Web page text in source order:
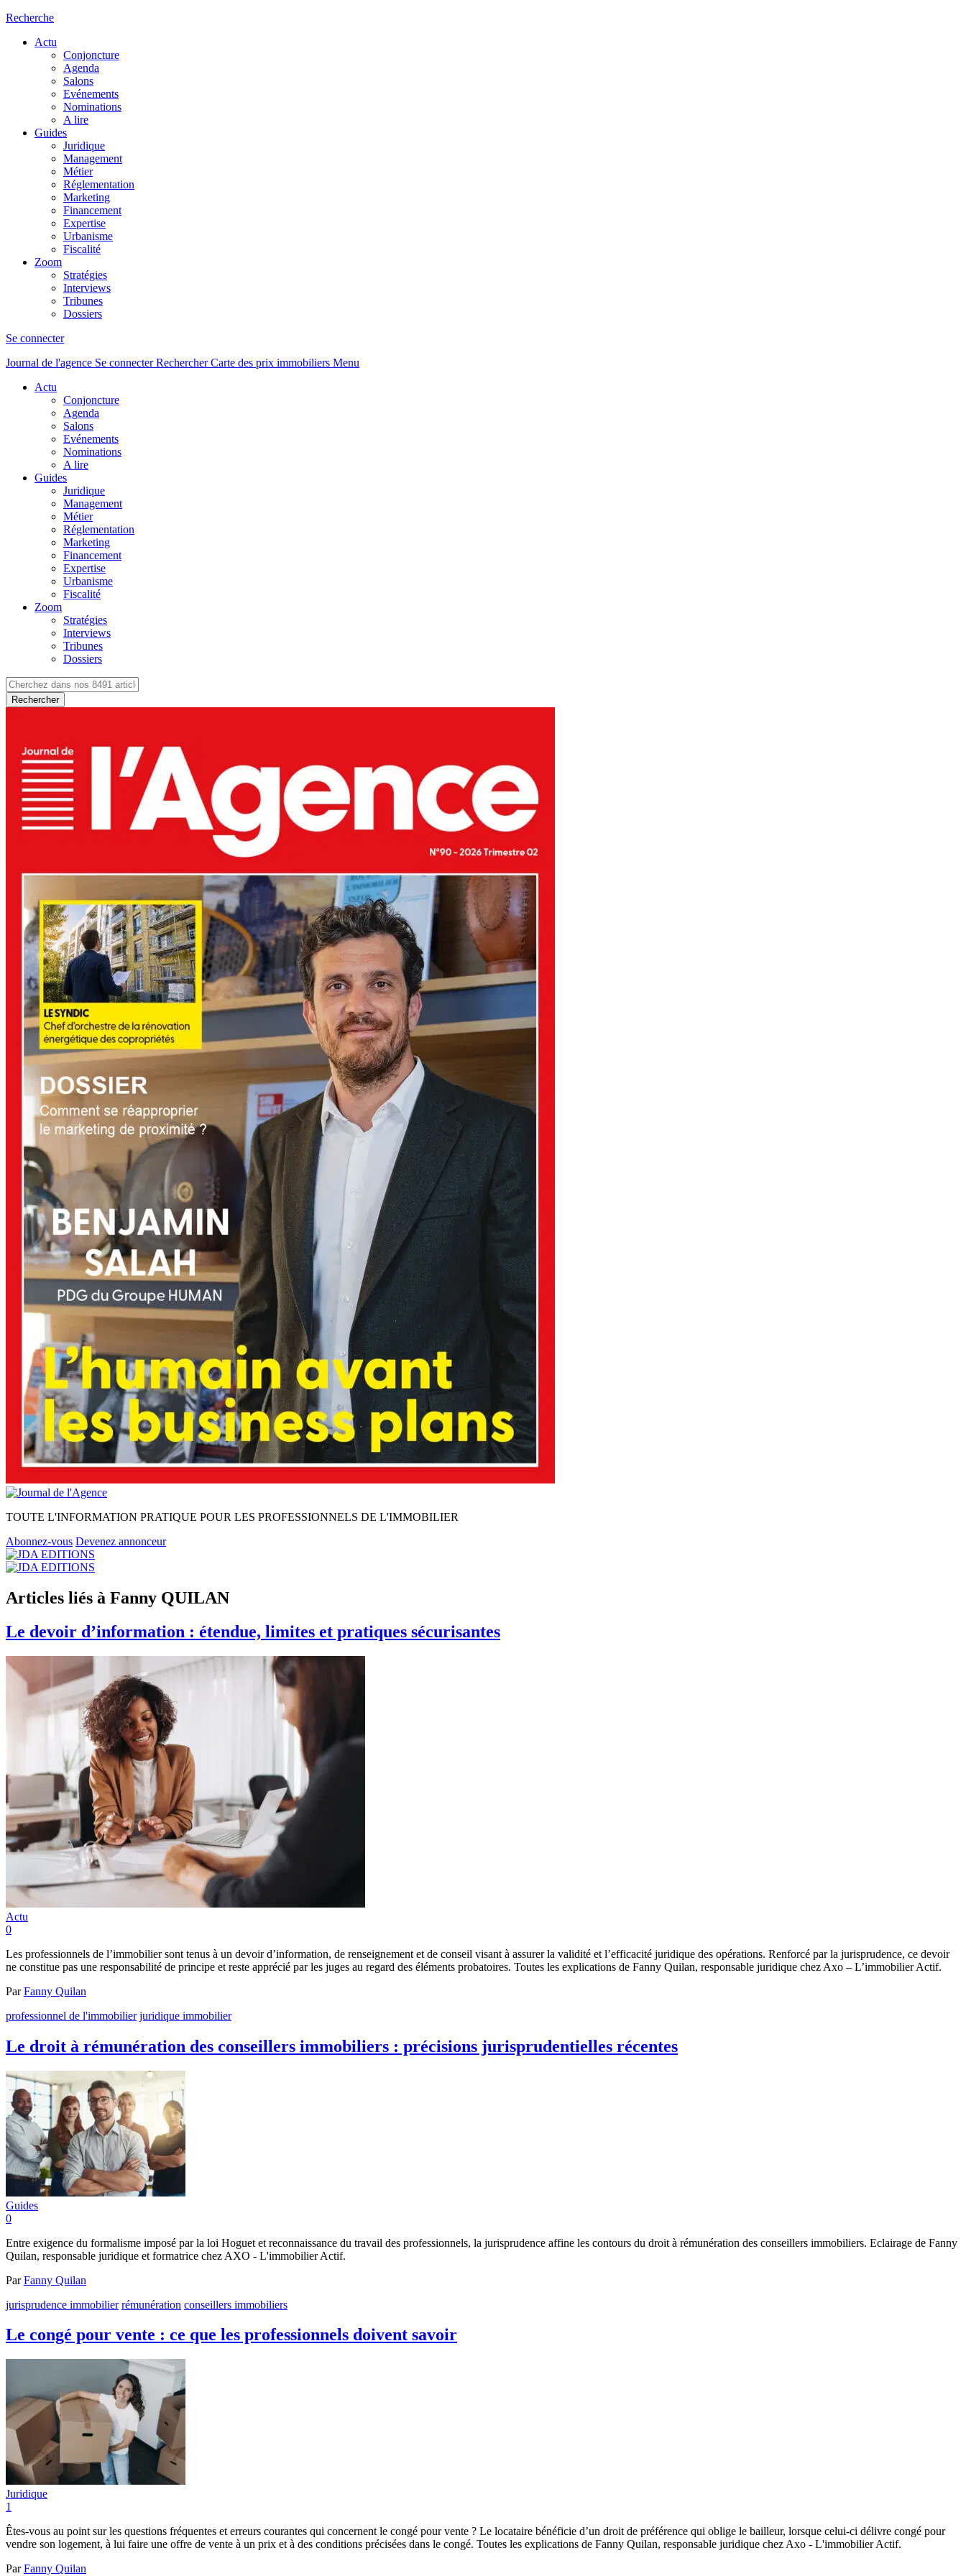
Recherche
Actu
Conjoncture
Agenda
Salons
Evénements
Nominations
A lire
Guides
Juridique
Management
Métier
Réglementation
Marketing
Financement
Expertise
Urbanisme
Fiscalité
Zoom
Stratégies
Interviews
Tribunes
Dossiers
Se connecter
Journal de l'agence Se connecterRechercher Carte des prix immobiliers Menu
Actu
Conjoncture
Agenda
Salons
Evénements
Nominations
A lire
Guides
Juridique
Management
Métier
Réglementation
Marketing
Financement
Expertise
Urbanisme
Fiscalité
Zoom
Stratégies
Interviews
Tribunes
Dossiers
Rechercher
TOUTE L'INFORMATION PRATIQUE POUR LES PROFESSIONNELS DE L'IMMOBILIER
Abonnez-vous Devenez annonceur
Articles liés à Fanny QUILAN
Le devoir d’information : étendue, limites et pratiques sécurisantes
Actu
0
Les professionnels de l’immobilier sont tenus à un devoir d’information, de renseignement et de conseil visant à assurer la validité et l’efficacité juridique des opérations. Renforcé par la jurisprudence, ce devoir
ne constitue pas une responsabilité de principe et reste apprécié par les juges au regard des éléments probatoires. Toutes les explications de Fanny Quilan, responsable juridique chez Axo – L’immobilier Actif.
ParFanny Quilan
professionnel de l'immobilier juridique immobilier
Le droit à rémunération des conseillers immobiliers : précisions jurisprudentielles récentes
Guides
0
Entre exigence du formalisme imposé par la loi Hoguet et reconnaissance du travail des professionnels, la jurisprudence affine les contours du droit à rémunération des conseillers immobiliers. Eclairage de Fanny
Quilan, responsable juridique et formatrice chez AXO - L'immobilier Actif.
ParFanny Quilan
jurisprudence immobilier rémunération conseillers immobiliers
Le congé pour vente : ce que les professionnels doivent savoir
Juridique
1
Êtes-vous au point sur les questions fréquentes et erreurs courantes qui concernent le congé pour vente ? Le locataire bénéficie d’un droit de préférence qui oblige le bailleur, lorsque celui-ci délivre congé pour
vendre son logement, à lui faire une offre de vente à un prix et à des conditions précisées dans le congé. Toutes les explications de Fanny Quilan, responsable juridique chez Axo - L'immobilier Actif.
ParFanny Quilan